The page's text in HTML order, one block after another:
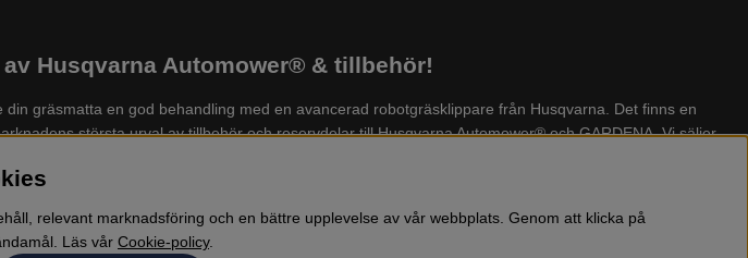
Husqvarna Automower® & tillbehör!
gräsmatta en god behandling med en avancerad robotgräsklippare från Husqvarna. Det finns en
största urval av tillbehör och reservdelar till Husqvarna Automower® och GARDENA. Vi säljer
till oss!
relevant marknadsföring och en bättre upplevelse av vår webbplats. Genom att klicka på
Läs vår Cookie-policy.